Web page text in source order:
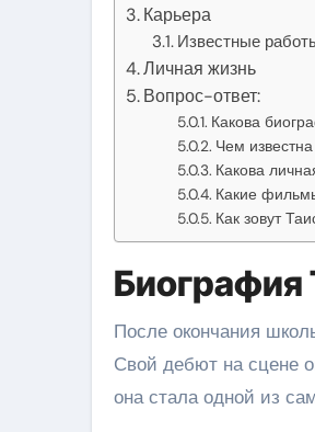
Карьера
Известные
Личная жизнь
Вопрос-ответ:
Какова
Чем
Какова
Какие
Как зовут
Биография
После окончания
Свой дебют на сцене
она стала одной из